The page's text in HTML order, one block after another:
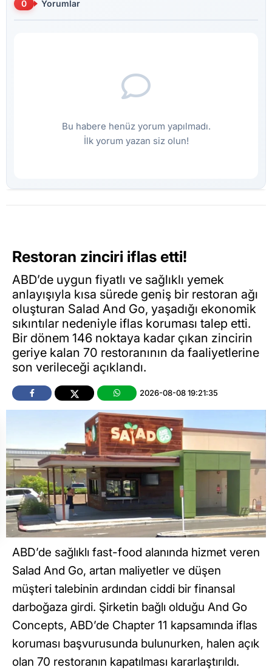
0 Yorumlar
Bu habere henüz yorum yapılmadı.
İlk yorum yazan siz olun!
Restoran zinciri iflas etti!
ABD’de uygun fiyatlı ve sağlıklı yemek
anlayışıyla kısa sürede geniş bir restoran ağı
oluşturan Salad And Go, yaşadığı ekonomik
sıkıntılar nedeniyle iflas koruması talep etti.
Bir dönem 146 noktaya kadar çıkan zincirin
geriye kalan 70 restoranının da faaliyetlerine
son verileceği açıklandı.
2026-08-08 19:21:35
ABD’de sağlıklı fast-food alanında hizmet veren
Salad And Go, artan maliyetler ve düşen
müşteri talebinin ardından ciddi bir finansal
darboğaza girdi. Şirketin bağlı olduğu And Go
Concepts, ABD’de Chapter 11 kapsamında iflas
koruması başvurusunda bulunurken, halen açık
olan 70 restoranın kapatılması kararlaştırıldı.